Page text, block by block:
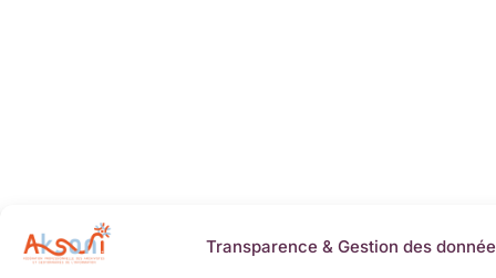
Transparence & Gestion des